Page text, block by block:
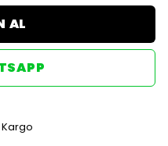
AL
Kargo